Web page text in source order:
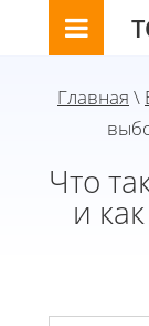
Главная \
Что
и